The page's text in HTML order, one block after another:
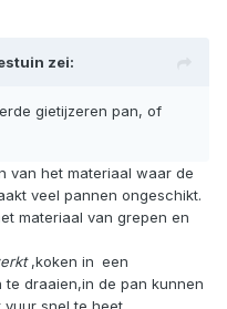
zei:
gietijzeren pan, of
van het materiaal waar de
veel pannen ongeschikt.
materiaal van grepen en
,koken in een
te draaien,in de pan kunnen